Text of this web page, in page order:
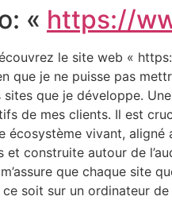
« https://
le site web «
que je ne puisse pas
que je développe.
de mes clients. Il est
vivant,
construite autour de
que chaque
soit sur un ordinateur